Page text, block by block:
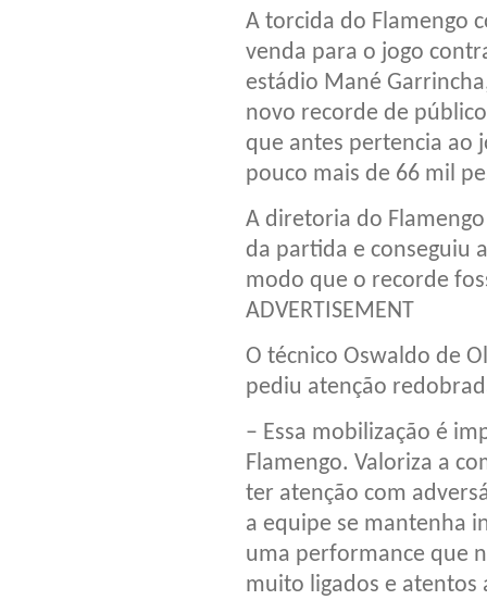
A torcida do Flamengo
venda para o jogo
estádio Mané
novo recorde de
que antes pertencia ao
pouco mais de 66 mil
A diretoria do
da partida e conseguiu
modo que o recorde
ADVERTISEMENT
O técnico Oswaldo de
pediu atenção
– Essa mobilização é
Flamengo. Valoriza a
ter atenção com
a equipe se mantenha
uma performance que
muito ligados e